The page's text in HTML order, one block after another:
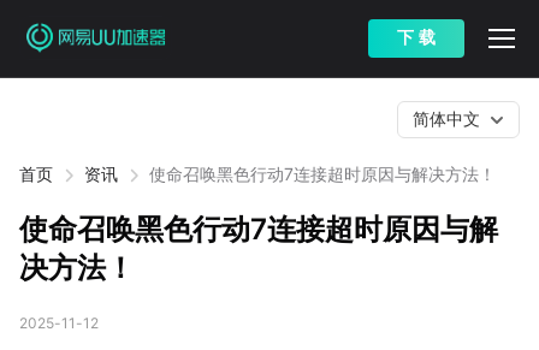
下 载
首页 资讯 使命召唤黑色行动7连接超时原因与解决方法！
简体中文
使命召唤黑色行动7连接超时原因与解
决方法！
2025-11-12